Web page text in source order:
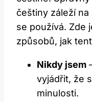
češtiny záleží
se používá. Zde
způsobů, jak
Nikdy jsem
vyjádřit, že
minulosti.